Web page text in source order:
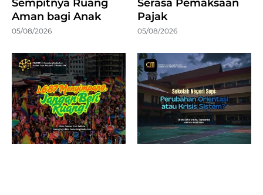
Sempitnya Ruang
Aman bagi Anak
05/08/2026
Serasa Pemaksaan
Pajak
05/08/2026